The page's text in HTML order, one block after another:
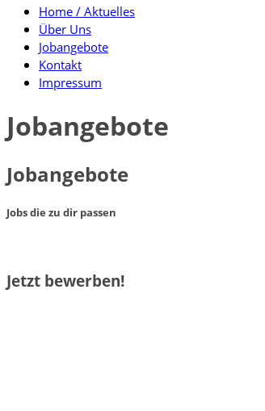
Home / Aktuelles
Über Uns
Jobangebote
Kontakt
Impressum
Jobangebote
Jobangebote
Jobs die zu dir passen
Jetzt bewerben!